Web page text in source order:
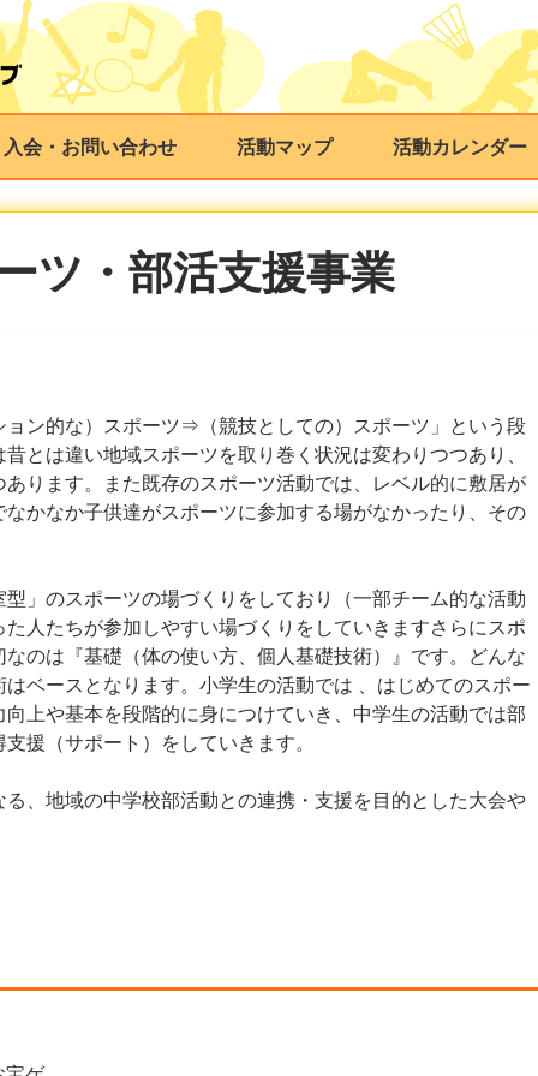
会・お問い合わせ 活動マップ 活動カレンダー
ツ・部活支援事業
ン的な）スポーツ⇒（競技としての）スポーツ」という段
とは違い地域スポーツを取り巻く状況は変わりつつあり、
ります。また既存のスポーツ活動では、レベル的に敷居が
かなか子供達がスポーツに参加する場がなかったり、その
」のスポーツの場づくりをしており（一部チーム的な活動
人たちが参加しやすい場づくりをしていきますさらにスポ
のは『基礎（体の使い方、個人基礎技術）』です。どんな
ベースとなります。小学生の活動では 、はじめてのスポー
上や基本を段階的に身につけていき、中学生の活動では部
援（サポート）をしていきます。
、地域の中学校部活動との連携・支援を目的とした大会や